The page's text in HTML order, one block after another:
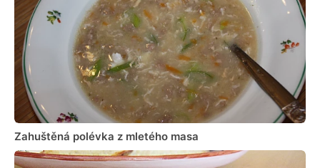
Zahuštěná polévka z mletého masa